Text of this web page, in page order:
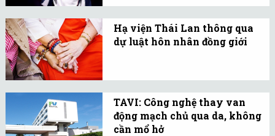
thực hoá.
người giành huy chương,
một số quốc gia vẫn
viên của họ bằng tiền
thưởng huy chương.
Hạ viện Thái Lan thông qua
dự luật hôn nhân đồng giới
đồng giới, đánh dấu bước
ngoặt lịch sử cho quốc
gia và khu vực Đông
TAVI: Công nghệ thay van
động mạch chủ qua da, không
cần mổ hở